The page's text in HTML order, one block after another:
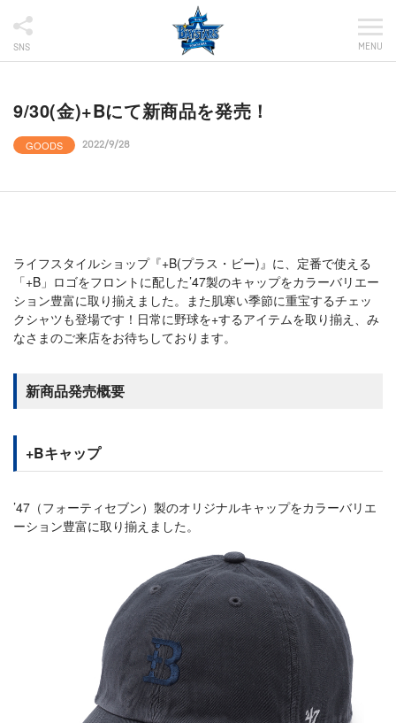
SNS MENU
9/30(金)+Bにて新商品を発売！
GOODS 2022/9/28
ライフスタイルショップ『+B(プラス・ビー)』に、定番で使える
「+B」ロゴをフロントに配した’47製のキャップをカラーバリエー
ション豊富に取り揃えました。また肌寒い季節に重宝するチェッ
クシャツも登場です！日常に野球を+するアイテムを取り揃え、み
なさまのご来店をお待ちしております。
新商品発売概要
+Bキャップ
’47（フォーティセブン）製のオリジナルキャップをカラーバリエ
ーション豊富に取り揃えました。